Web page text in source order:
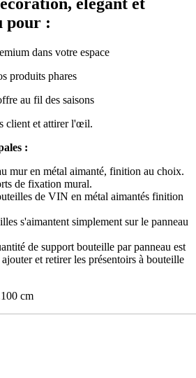
pour :
dans votre espace
produits phares
au fil des saisons
client et attirer l'œil.
:
mur en métal aimanté, finition au choix.
de fixation mural.
de VIN en métal aimantés finition
s'aimantent simplement sur le panneau
de support bouteille par panneau est
et retirer les présentoirs à bouteille
cm